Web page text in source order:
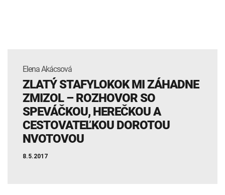
Elena Akácsová
ZLATÝ STAFYLOKOK MI ZÁHADNE
ZMIZOL – ROZHOVOR SO
SPEVÁČKOU, HEREČKOU A
CESTOVATEĽKOU DOROTOU
NVOTOVOU
8.5.2017